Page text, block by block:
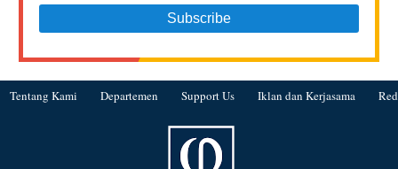
Tentang Kami Departemen Support Us Iklan dan Kerjasama